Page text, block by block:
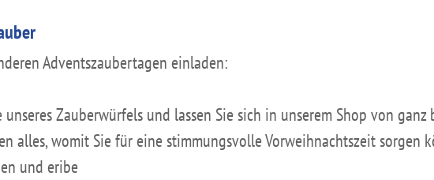
Adventszaubertagen einladen:
Zauberwürfels und lassen Sie sich in unserem Shop von ganz
alles, womit Sie für eine stimmungsvolle Vorweihnachtszeit sorgen
und eribe